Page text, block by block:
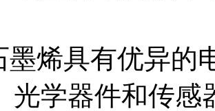
具有优异的电
光学器件和传感